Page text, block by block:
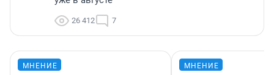
26 412 7
МНЕНИЕ МНЕНИЕ